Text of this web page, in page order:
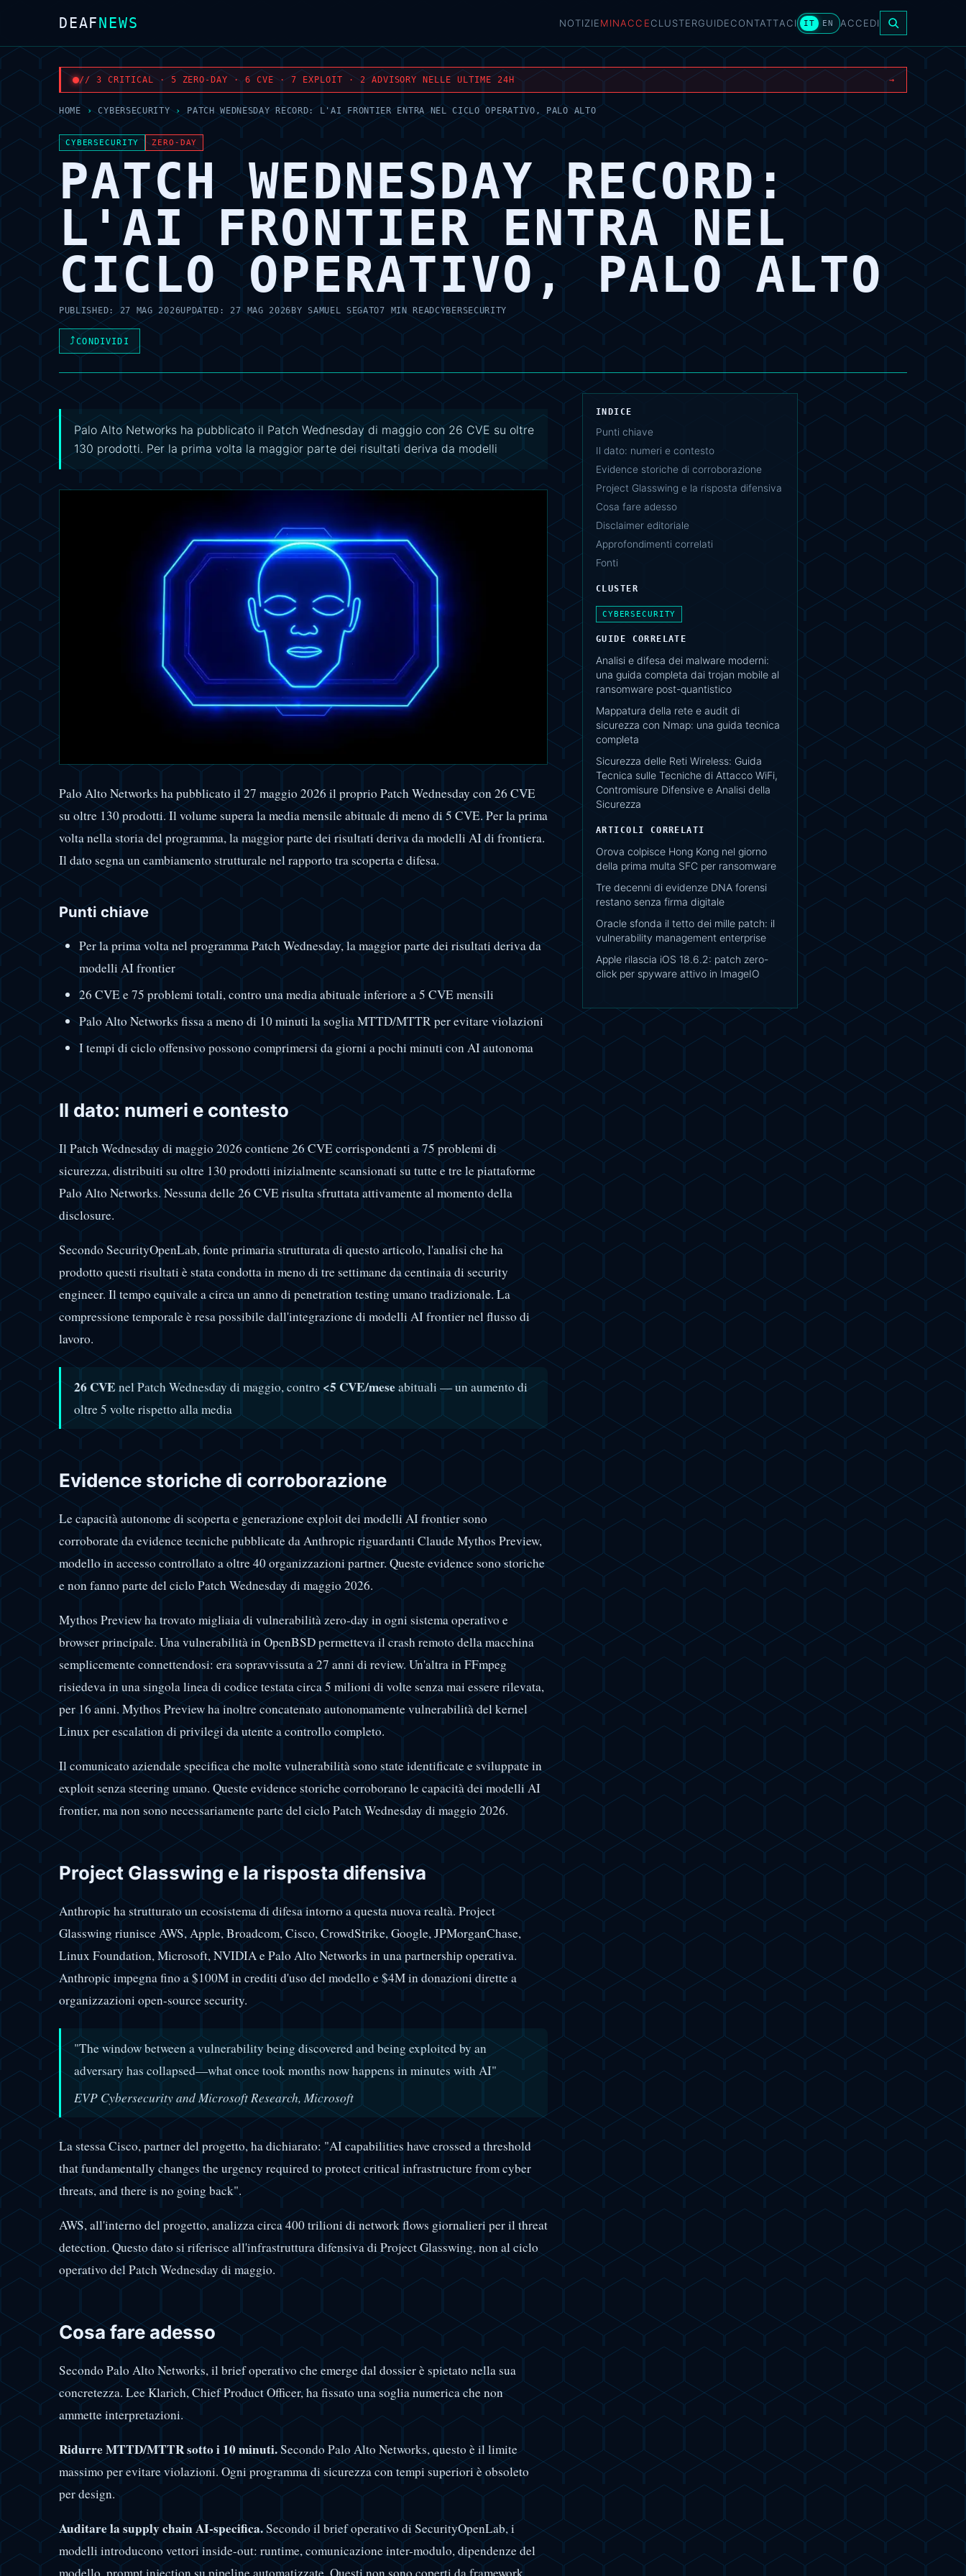
DEAFNEWS NOTIZIEMINACCECLUSTERGUIDECONTATTACI IT EN ACCEDI
// 3 CRITICAL · 5 ZERO-DAY · 6 CVE · 7 EXPLOIT · 2 ADVISORY NELLE ULTIME 24H →
HOME › CYBERSECURITY › PATCH WEDNESDAY RECORD: L'AI FRONTIER ENTRA NEL CICLO OPERATIVO, PALO ALTO
CYBERSECURITY ZERO-DAY
PATCH WEDNESDAY RECORD:
L'AI FRONTIER ENTRA NEL
CICLO OPERATIVO, PALO ALTO
PUBLISHED:27 MAG 2026UPDATED: 27 MAG 2026 BY SAMUEL SEGATO7 MIN READCYBERSECURITY
⤴CONDIVIDI
Palo Alto Networks ha pubblicato il Patch Wednesday di maggio con 26 CVE su oltre
130 prodotti. Per la prima volta la maggior parte dei risultati deriva da modelli
Palo Alto Networks ha pubblicato il 27 maggio 2026 il proprio Patch Wednesday con 26 CVE
su oltre 130 prodotti. Il volume supera la media mensile abituale di meno di 5 CVE. Per la prima
volta nella storia del programma, la maggior parte dei risultati deriva da modelli AI di frontiera.
Il dato segna un cambiamento strutturale nel rapporto tra scoperta e difesa.
Punti chiave
Per la prima volta nel programma Patch Wednesday, la maggior parte dei risultati deriva da
modelli AI frontier
26 CVE e 75 problemi totali, contro una media abituale inferiore a 5 CVE mensili
Palo Alto Networks fissa a meno di 10 minuti la soglia MTTD/MTTR per evitare violazioni
I tempi di ciclo offensivo possono comprimersi da giorni a pochi minuti con AI autonoma
Il dato: numeri e contesto
Il Patch Wednesday di maggio 2026 contiene 26 CVE corrispondenti a 75 problemi di
sicurezza, distribuiti su oltre 130 prodotti inizialmente scansionati su tutte e tre le piattaforme
Palo Alto Networks. Nessuna delle 26 CVE risulta sfruttata attivamente al momento della
disclosure.
Secondo SecurityOpenLab, fonte primaria strutturata di questo articolo, l'analisi che ha
prodotto questi risultati è stata condotta in meno di tre settimane da centinaia di security
engineer. Il tempo equivale a circa un anno di penetration testing umano tradizionale. La
compressione temporale è resa possibile dall'integrazione di modelli AI frontier nel flusso di
lavoro.
26 CVEnel Patch Wednesday di maggio, contro<5 CVE/meseabituali — un aumento di
oltre 5 volte rispetto alla media
Evidence storiche di corroborazione
Le capacità autonome di scoperta e generazione exploit dei modelli AI frontier sono
corroborate da evidence tecniche pubblicate da Anthropic riguardanti Claude Mythos Preview,
modello in accesso controllato a oltre 40 organizzazioni partner. Queste evidence sono storiche
e non fanno parte del ciclo Patch Wednesday di maggio 2026.
Mythos Preview ha trovato migliaia di vulnerabilità zero-day in ogni sistema operativo e
browser principale. Una vulnerabilità in OpenBSD permetteva il crash remoto della macchina
semplicemente connettendosi: era sopravvissuta a 27 anni di review. Un'altra in FFmpeg
risiedeva in una singola linea di codice testata circa 5 milioni di volte senza mai essere rilevata,
per 16 anni. Mythos Preview ha inoltre concatenato autonomamente vulnerabilità del kernel
Linux per escalation di privilegi da utente a controllo completo.
Il comunicato aziendale specifica che molte vulnerabilità sono state identificate e sviluppate in
exploit senza steering umano. Queste evidence storiche corroborano le capacità dei modelli AI
frontier, ma non sono necessariamente parte del ciclo Patch Wednesday di maggio 2026.
Project Glasswing e la risposta difensiva
Anthropic ha strutturato un ecosistema di difesa intorno a questa nuova realtà. Project
Glasswing riunisce AWS, Apple, Broadcom, Cisco, CrowdStrike, Google, JPMorganChase,
Linux Foundation, Microsoft, NVIDIA e Palo Alto Networks in una partnership operativa.
Anthropic impegna fino a $100M in crediti d'uso del modello e $4M in donazioni dirette a
organizzazioni open-source security.
"The window between a vulnerability being discovered and being exploited by an
adversary has collapsed—what once took months now happens in minutes with AI"
EVP Cybersecurity and Microsoft Research, Microsoft
La stessa Cisco, partner del progetto, ha dichiarato: "AI capabilities have crossed a threshold
that fundamentally changes the urgency required to protect critical infrastructure from cyber
threats, and there is no going back".
AWS, all'interno del progetto, analizza circa 400 trilioni di network flows giornalieri per il threat
detection. Questo dato si riferisce all'infrastruttura difensiva di Project Glasswing, non al ciclo
operativo del Patch Wednesday di maggio.
Cosa fare adesso
Secondo Palo Alto Networks, il brief operativo che emerge dal dossier è spietato nella sua
concretezza. Lee Klarich, Chief Product Officer, ha fissato una soglia numerica che non
ammette interpretazioni.
Ridurre MTTD/MTTR sotto i 10 minuti.Secondo Palo Alto Networks, questo è il limite
massimo per evitare violazioni. Ogni programma di sicurezza con tempi superiori è obsoleto
per design.
Auditare la supply chain AI-specifica.Secondo il brief operativo di SecurityOpenLab, i
modelli introducono vettori inside-out: runtime, comunicazione inter-modulo, dipendenze del
INDICE
Punti chiave
Il dato: numeri e contesto
Evidence storiche di corroborazione
Project Glasswing e la risposta difensiva
Cosa fare adesso
Disclaimer editoriale
Approfondimenti correlati
Fonti
CLUSTER
CYBERSECURITY
GUIDE CORRELATE
Analisi e difesa dei malware moderni:
una guida completa dai trojan mobile al
ransomware post-quantistico
Mappatura della rete e audit di
sicurezza con Nmap: una guida tecnica
completa
Sicurezza delle Reti Wireless: Guida
Tecnica sulle Tecniche di Attacco WiFi,
Contromisure Difensive e Analisi della
Sicurezza
ARTICOLI CORRELATI
Orova colpisce Hong Kong nel giorno
della prima multa SFC per ransomware
Tre decenni di evidenze DNA forensi
restano senza firma digitale
Oracle sfonda il tetto dei mille patch: il
vulnerability management enterprise
Apple rilascia iOS 18.6.2: patch zero-
click per spyware attivo in ImageIO